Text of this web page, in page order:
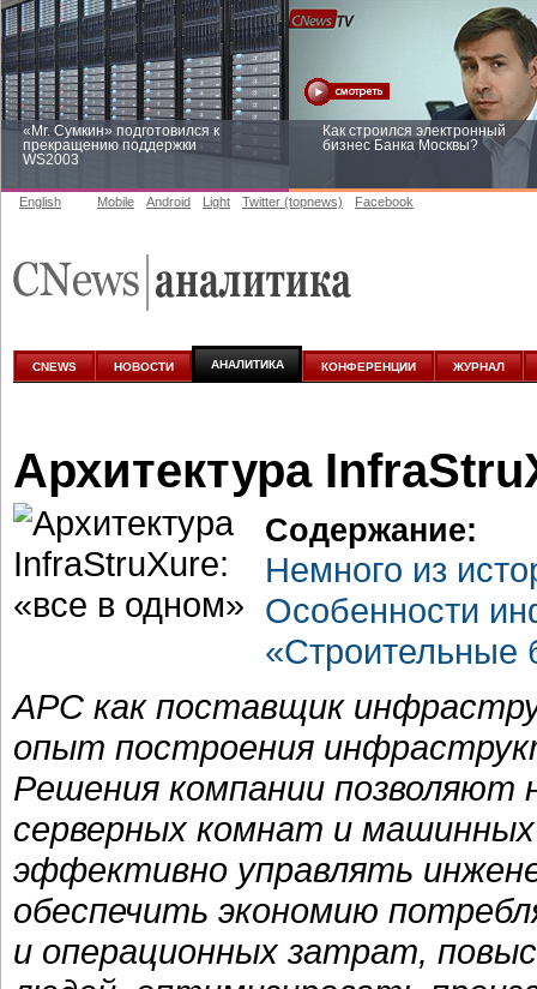
«Mr. Сумкин» подготовился к
прекращению поддержки
WS2003
Как строился электронный
бизнес Банка Москвы?
аналитике
English Mobile Android Light Twitter (topnews) Facebook
CNEWS НОВОСТИ АНАЛИТИКА КОНФЕРЕНЦИИ ЖУРНАЛ
Архитектура
Содержание:
Немного из
Особенности
«Строительные
APC как поставщик
опыт построения
Решения компании позволяют
серверных комнат и
эффективно управлять
обеспечить экономию
и операционных затрат,